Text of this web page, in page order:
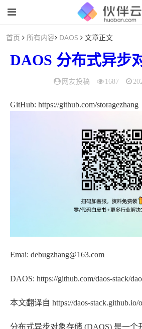
首页 所有内容 DAOS 文章正文
DAOS 分布式异步
网友投稿 1687
GitHub: https://github.com/storagezhang
Emai: debugzhang@163.com
DAOS: https://github.com/daos-stack/
本文翻译自 https://daos-stack.github.io/
分布式异步对象存储 (DAOS) 是一个